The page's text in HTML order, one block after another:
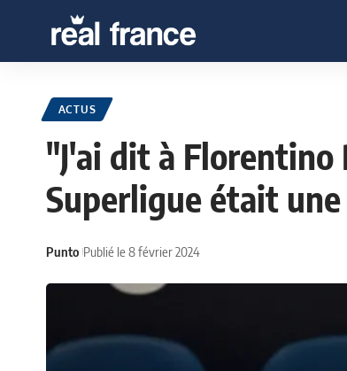
ACTUS
"J'ai dit à Florentino
Superligue était
Punto Publié le 8 février 2024